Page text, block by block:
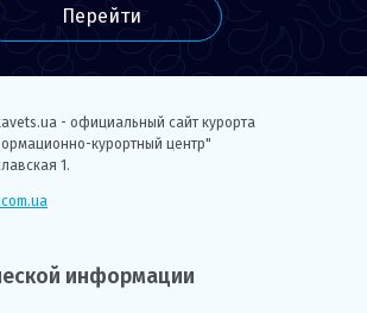
Перейти
- официальный сайт курорта
курортный центр"
1.
информации